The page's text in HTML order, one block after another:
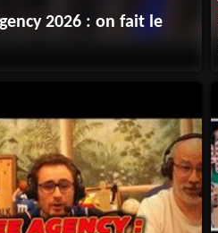
2026 : on fait le